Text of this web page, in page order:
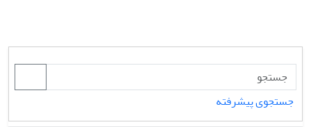
جستجوی پیشرفته